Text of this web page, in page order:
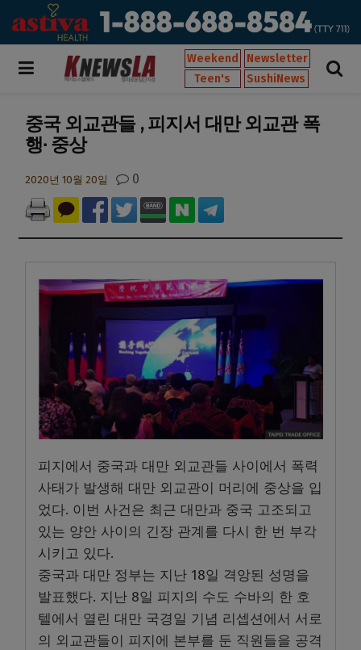
Weekend
Newsletter
Teen's
SushiNews
중국 외교관들 , 피지서 대만 외교관 폭
행∙ 중상
2020년 10월 20일 0
피지에서 중국과 대만 외교관들 사이에서 폭력
사태가 발생해 대만 외교관이 머리에 중상을 입
었다. 이번 사건은 최근 대만과 중국 고조되고
있는 양안 사이의 긴장 관계를 다시 한 번 부각
시키고 있다.
중국과 대만 정부는 지난 18일 격앙된 성명을
발표했다. 지난 8일 피지의 수도 수바의 한 호
텔에서 열린 대만 국경일 기념 리셉션에서 서로
의 외교관들이 피지에 본부를 둔 직원들을 공격